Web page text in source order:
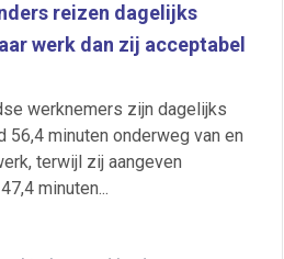
reizen dagelijks
werk dan zij acceptabel
werknemers zijn dagelijks
56,4 minuten onderweg van en
terwijl zij aangeven
minuten...